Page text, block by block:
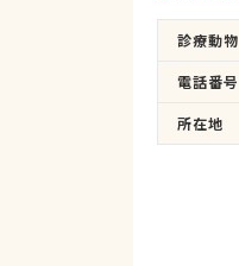
診療動物
電話番号
所在地